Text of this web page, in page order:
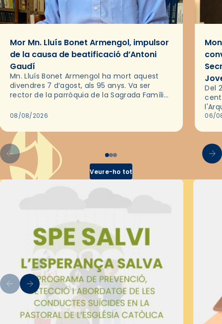
Mor Mn. Lluís Bonet Armengol, impulsor
de la causa de beatificació d’Antoni
Gaudí
Mn. Lluís Bonet Armengol ha mort aquest
divendres 7 d’agost, als 95 anys. Va ser
rector de la parròquia de la Sagrada Família
2018,…
08/08/2026
Del
les
06/
Veure-ho tot